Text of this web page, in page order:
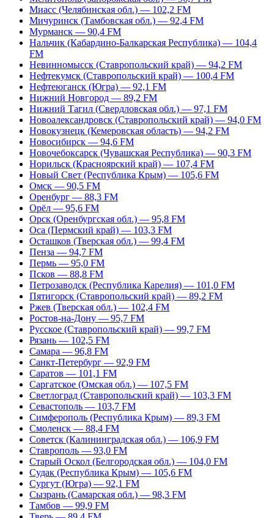
Миасс (Челябинская обл.) — 102,2 FM
Мичуринск (Тамбовская обл.) — 92,4 FM
Мурманск — 90,4 FM
Нальчик (Кабардино-Балкарская Республика) — 104,4
FM
Невинномысск (Ставропольский край) — 94,2 FM
Нефтекумск (Ставропольский край) — 100,4 FM
Нефтеюганск (Югра) — 92,1 FM
Нижний Новгород — 89,2 FM
Нижний Тагил (Свердловская обл.) — 97,1 FM
Новоалександровск (Ставропольский край) — 94,0 FM
Новокузнецк (Кемеровская область) — 94,2 FM
Новосибирск — 94,6 FM
Новочебоксарск (Чувашская Республика) — 90,3 FM
Норильск (Красноярский край) — 107,4 FM
Новый Свет (Республика Крым) — 105,6 FM
Омск — 90,5 FM
Оренбург — 88,3 FM
Орёл — 95,6 FM
Орск (Оренбургская обл.) — 95,8 FM
Оса (Пермский край) — 103,3 FM
Осташков (Тверская обл.) — 99,4 FM
Пенза — 94,7 FM
Пермь — 95,0 FM
Псков — 88,8 FM
Петрозаводск (Республика Карелия) — 101,0 FM
Пятигорск (Ставропольский край) — 89,2 FM
Ржев (Тверская обл.) — 102,4 FM
Ростов-на-Дону — 95,7 FM
Русское (Ставропольский край) — 99,7 FM
Рязань — 102,5 FM
Самара — 96,8 FM
Санкт-Петербург — 92,9 FM
Саратов — 101,1 FM
Саргатское (Омская обл.) — 107,5 FM
Светлоград (Ставропольский край) — 103,3 FM
Севастополь — 103,7 FM
Симферополь (Республика Крым) — 89,3 FM
Смоленск — 88,4 FM
Советск (Калининградская обл.) — 106,9 FM
Ставрополь — 93,0 FM
Старый Оскол (Белгородская обл.) — 104,0 FM
Судак (Республика Крым) — 105,6 FM
Сургут (Югра) — 92,1 FM
Сызрань (Самарская обл.) — 98,3 FM
Тамбов — 99,9 FM